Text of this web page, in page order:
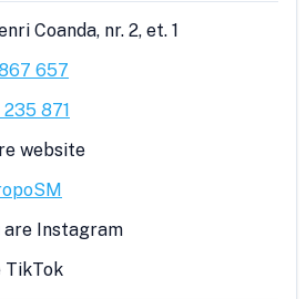
Coanda, nr. 2, et. 1
657
871
website
are Instagram
TikTok